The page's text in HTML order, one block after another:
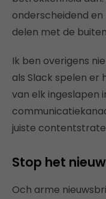
onderscheidend
delen met de
Ik ben overigens
als Slack spelen er
van elk ingeslapen
juiste
Stop het
Och arme